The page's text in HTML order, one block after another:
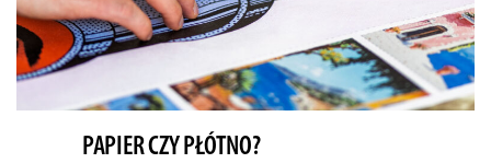
PAPIER CZY PŁÓTNO?